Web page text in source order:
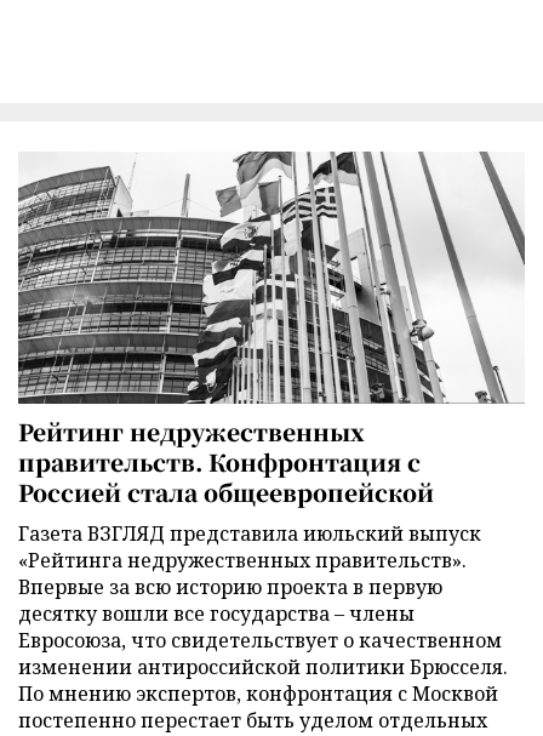
Рейтинг недружественных
правительств. Конфронтация с
Россией стала общеевропейской
Газета ВЗГЛЯД представила июльский выпуск
«Рейтинга недружественных правительств».
Впервые за всю историю проекта в первую
десятку вошли все государства – члены
Евросоюза, что свидетельствует о качественном
изменении антироссийской политики Брюсселя.
По мнению экспертов, конфронтация с Москвой
постепенно перестает быть уделом отдельных